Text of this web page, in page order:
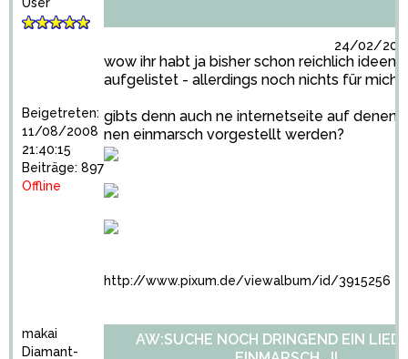
Beigetreten:
11/08/2008
21:40:15
Beiträge: 897
Offline
24/02/
wow ihr habt ja bisher schon reichlich ideen
aufgelistet - allerdings noch nichts für mich...
gibts denn auch ne internetseite auf denen
nen einmarsch vorgestellt werden?
http://www.pixum.de/viewalbum/id/3915256
makai
Diamant-
AW:SUCHE NOCH DRINGEND EIN LIED